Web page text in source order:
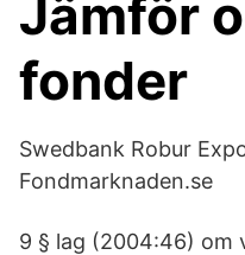
Jämför
fonder
Swedbank Robur
Fondmarknaden.se
9 § lag (2004:46) om